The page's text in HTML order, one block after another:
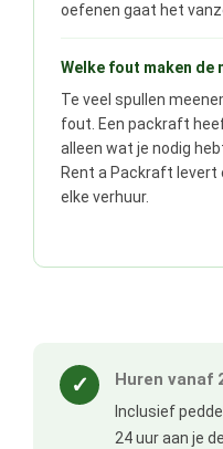
oefenen gaat het
Welke fout maken de
Te veel spullen
fout. Een packraft
alleen wat je nodig
Rent a Packraft
elke verhuur.
✓ Huren vanaf
Inclusief
24 uur aan je